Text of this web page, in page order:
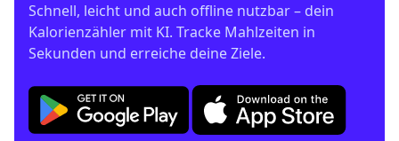
Schnell, leicht und auch offline nutzbar – dein
Kalorienzähler mit KI. Tracke Mahlzeiten in
Sekunden und erreiche deine Ziele.